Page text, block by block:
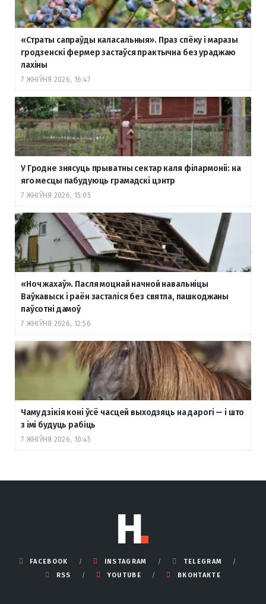
«Страты сапраўды каласальныя». Праз спёку і маразы
гродзенскі фермер застаўся практычна без ураджаю
лахіны
7 ЖНІЎНЯ 2026, 16:47
У Гродне знясуць прыватны сектар каля філармоніі: на
яго месцы пабудуюць грамадскі цэнтр
7 ЖНІЎНЯ 2026, 15:05
«Ноч жахаў». Пасля моцнай начной навальніцы
Ваўкавыск і раён засталіся без святла, пашкоджаны
паўсотні дамоў
7 ЖНІЎНЯ 2026, 12:56
Чаму дзікія коні ўсё часцей выходзяць на дарогі — і што
з імі будуць рабіць
7 ЖНІЎНЯ 2026, 10:45
FACEBOOK INSTAGRAM
TELEGRAM
RSS
YOUTUBE ВКОНТАКТЕ